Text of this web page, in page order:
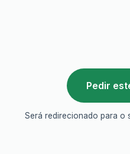
Pedir
Será redirecionado para o